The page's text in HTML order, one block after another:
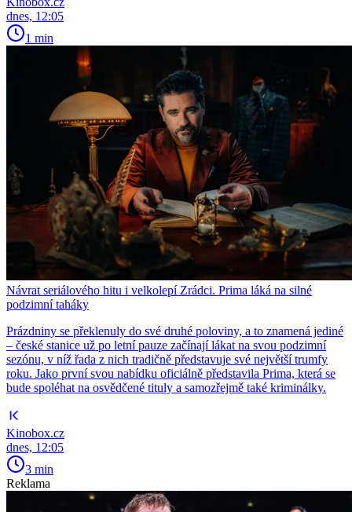
dnes, 12:05
1 min
Návrat seriálového hitu i velkolepí Zrádci. Prima láká na silné
podzimní taháky
Prázdniny se překlenuly do své druhé poloviny, a to znamená jediné
– české stanice už po letní pauze začínají lákat na svou podzimní
sezónu, v níž řada z nich tradičně představuje své největší trumfy
roku. Jako první svou nabídku oficiálně představila Prima, která se
bude spoléhat na osvědčené tituly a samozřejmě také kriminálky.
Kinobox.cz
dnes, 12:05
3 min
Reklama